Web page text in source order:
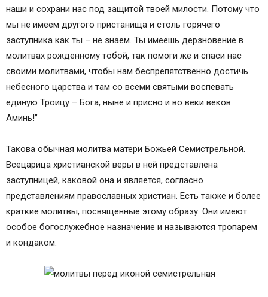
наши и сохрани нас под защитой твоей милости. Потому что
мы не имеем другого пристанища и столь горячего
заступника как ты – не знаем. Ты имеешь дерзновение в
молитвах рожденному тобой, так помоги же и спаси нас
своими молитвами, чтобы нам беспрепятственно достичь
небесного царства и там со всеми святыми воспевать
единую Троицу – Бога, ныне и присно и во веки веков.
Аминь!”
Такова обычная молитва матери Божьей Семистрельной.
Всецарица христианской веры в ней представлена
заступницей, каковой она и является, согласно
представлениям православных христиан. Есть также и более
краткие молитвы, посвященные этому образу. Они имеют
особое богослужебное назначение и называются тропарем
и кондаком.